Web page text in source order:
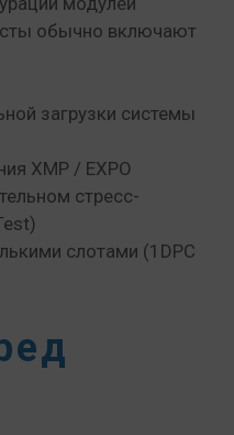
обычно включают
загрузки системы
XMP / EXPO
стресс-
слотами (1DPC